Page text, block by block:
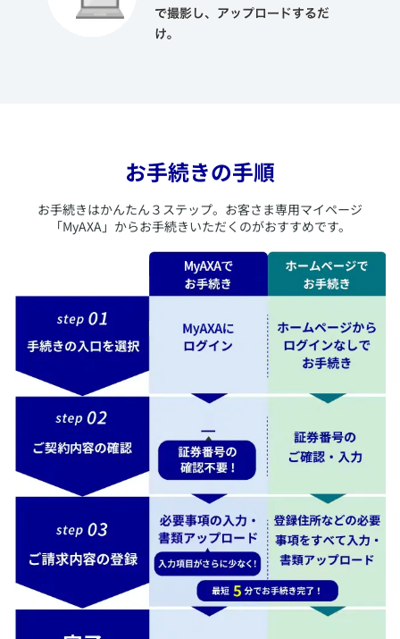
お手続きの手順
​お手続きはかんたん３ステップ。お客さま専用マイページ
「MyAXA」からお手続きいただくのがおすすめです。